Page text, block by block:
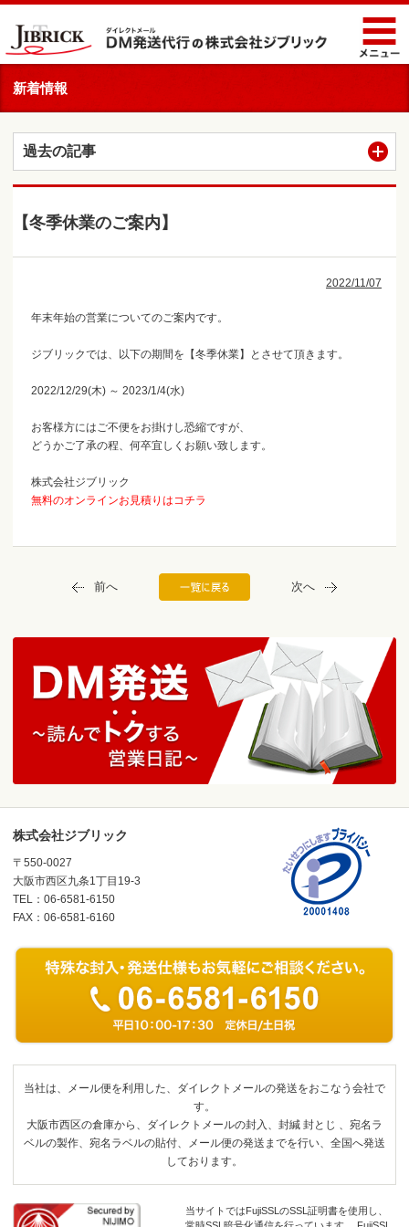
新着情報
過去の記事
【冬季休業のご案内】
2022/11/07
年末年始の営業についてのご案内です。
ジブリックでは、以下の期間を【冬季休業】とさせて頂きます。
2022/12/29(木) ～ 2023/1/4(水)
お客様方にはご不便をお掛けし恐縮ですが、
どうかご了承の程、何卒宜しくお願い致します。
株式会社ジブリック
無料のオンラインお見積りはコチラ
前へ 次へ
株式会社ジブリック
〒550-0027
大阪市西区九条1丁目19-3
TEL：06-6581-6150
FAX：06-6581-6160
当社は、メール便を利用した、ダイレクトメールの発送をおこなう会社で
す。
大阪市西区の倉庫から、ダイレクトメールの封入、封緘 封とじ 、宛名ラ
ベルの製作、宛名ラベルの貼付、メール便の発送までを行い、全国へ発送
しております。
当サイトではFujiSSLのSSL証明書を使用し、